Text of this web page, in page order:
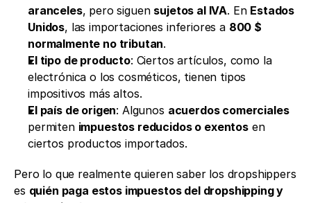
aranceles, pero siguen sujetos al IVA. En Estados
Unidos, las importaciones inferiores a 800 $
normalmente no tributan.
El tipo de producto: Ciertos artículos, como la
electrónica o los cosméticos, tienen tipos
impositivos más altos.
El país de origen: Algunos acuerdos comerciales
permiten impuestos reducidos o exentos en
ciertos productos importados.
Pero lo que realmente quieren saber los dropshippers
es quién paga estos impuestos del dropshipping y